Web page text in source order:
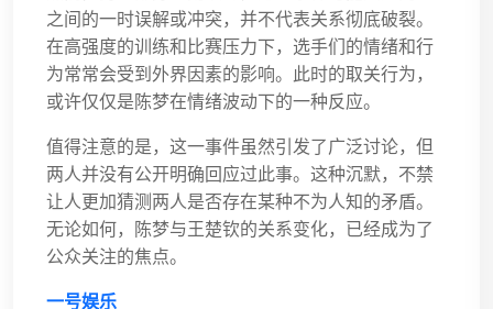
之间的一时误解或冲突，并不代表关系彻底破裂。
在高强度的训练和比赛压力下，选手们的情绪和行
为常常会受到外界因素的影响。此时的取关行为，
或许仅仅是陈梦在情绪波动下的一种反应。
值得注意的是，这一事件虽然引发了广泛讨论，但
两人并没有公开明确回应过此事。这种沉默，不禁
让人更加猜测两人是否存在某种不为人知的矛盾。
无论如何，陈梦与王楚钦的关系变化，已经成为了
公众关注的焦点。
一号娱乐